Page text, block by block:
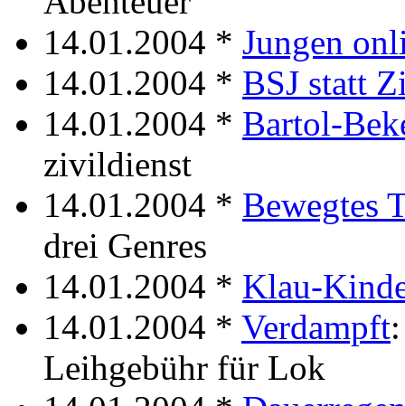
14.01.2004 * Jungen
14.01.2004 * BSJ statt
14.01.2004 * Bartol-
zivildienst
14.01.2004 * Bewegtes
drei Genres
14.01.2004 * Klau-
14.01.2004 * Verdampft
Leihgebühr für Lok